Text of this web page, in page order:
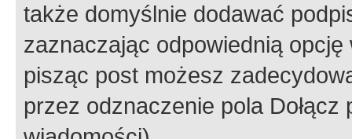
także domyślnie dodawać
zaznaczając odpowiednią
pisząc post możesz
przez odznaczenie pola